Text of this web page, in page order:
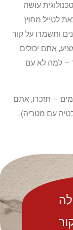
עושה
לטייל מחוץ
ותשמרו על קור
אתם יכולים
– למה לא עם
– תזכרו, אתם
עם מטריה).